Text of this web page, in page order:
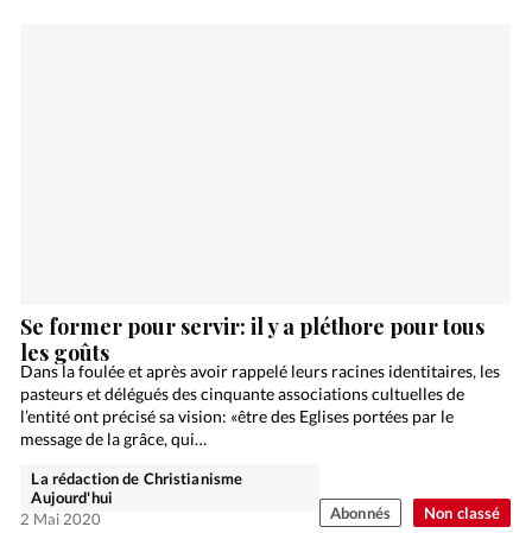
Non classé
Se former pour servir: il y a pléthore pour tous
les goûts
Dans la foulée et après avoir rappelé leurs racines identitaires, les
pasteurs et délégués des cinquante associations cultuelles de
l’entité ont précisé sa vision: «être des Eglises portées par le
message de la grâce, qui…
La rédaction de Christianisme
Aujourd'hui
2 Mai 2020
Abonnés